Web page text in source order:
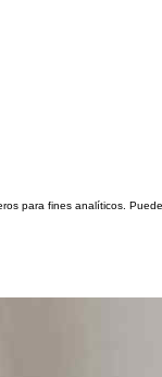
para fines analíticos.